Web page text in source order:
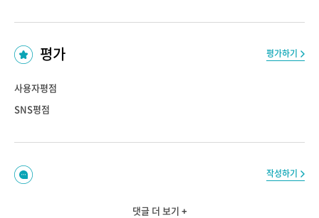
평가 평가하기
사용자평점
SNS평점
작성하기
댓글 더 보기 +